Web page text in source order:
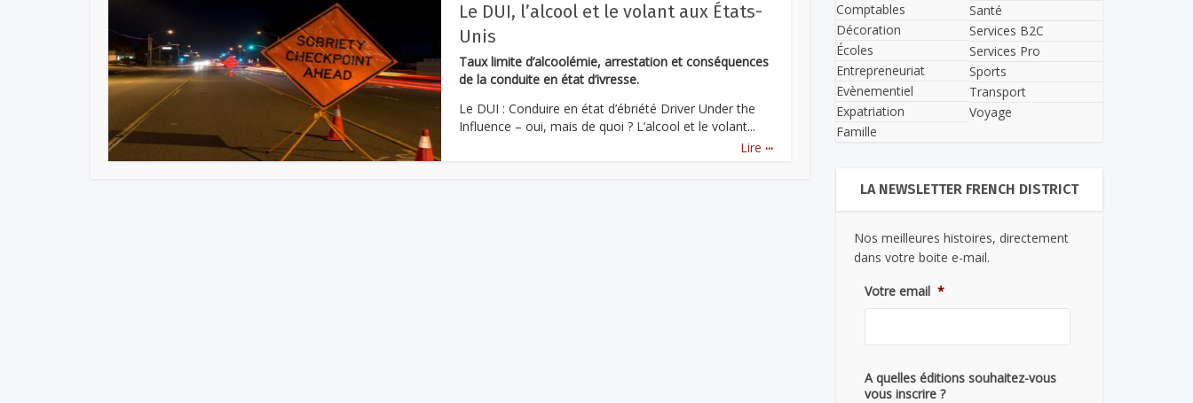
Le DUI, l’alcool et le volant aux États-
Unis
Taux limite d’alcoolémie, arrestation et conséquences
de la conduite en état d’ivresse.
Le DUI : Conduire en état d’ébriété Driver Under the
Influence – oui, mais de quoi ? L’alcool et le volant...
Lire ...
Comptables
Décoration
Écoles
Entrepreneuriat
Evènementiel
Expatriation
Famille
Santé
Services B2C
Services Pro
Sports
Transport
Voyage
LA NEWSLETTER FRENCH DISTRICT
Nos meilleures histoires, directement
dans votre boite e-mail.
Votre email *
A quelles éditions souhaitez-vous
vous inscrire ?